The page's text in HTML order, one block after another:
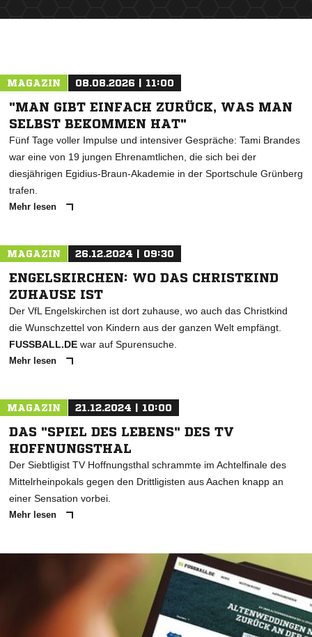
MAGAZIN 08.08.2026 | 11:00
"MAN GIBT EINFACH ZURÜCK, WAS MAN
SELBST BEKOMMEN HAT"
Fünf Tage voller Impulse und intensiver Gespräche: Tami Brandes
war eine von 19 jungen Ehrenamtlichen, die sich bei der
diesjährigen Egidius-Braun-Akademie in der Sportschule Grünberg
trafen.
Mehr lesen
MAGAZIN 26.12.2024 | 09:30
ENGELSKIRCHEN: WO DAS CHRISTKIND
ZUHAUSE IST
Der VfL Engelskirchen ist dort zuhause, wo auch das Christkind
die Wunschzettel von Kindern aus der ganzen Welt empfängt.
FUSSBALL.DE war auf Spurensuche.
Mehr lesen
MAGAZIN 21.12.2024 | 10:00
DAS "SPIEL DES LEBENS" DES TV
HOFFNUNGSTHAL
Der Siebtligist TV Hoffnungsthal schrammte im Achtelfinale des
Mittelrheinpokals gegen den Drittligisten aus Aachen knapp an
einer Sensation vorbei.
Mehr lesen